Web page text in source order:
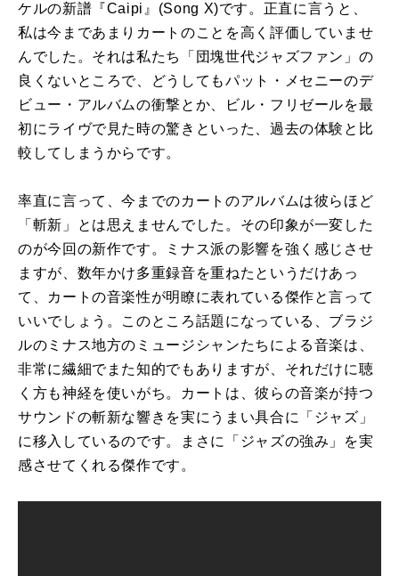
ケルの新譜『Caipi』(Song X)です。正直に言うと、
私は今まであまりカートのことを高く評価していませ
んでした。それは私たち「団塊世代ジャズファン」の
良くないところで、どうしてもパット・メセニーのデ
ビュー・アルバムの衝撃とか、ビル・フリゼールを最
初にライヴで見た時の驚きといった、過去の体験と比
較してしまうからです。
率直に言って、今までのカートのアルバムは彼らほど
「斬新」とは思えませんでした。その印象が一変した
のが今回の新作です。ミナス派の影響を強く感じさせ
ますが、数年かけ多重録音を重ねたというだけあっ
て、カートの音楽性が明瞭に表れている傑作と言って
いいでしょう。このところ話題になっている、ブラジ
ルのミナス地方のミュージシャンたちによる音楽は、
非常に繊細でまた知的でもありますが、それだけに聴
く方も神経を使いがち。カートは、彼らの音楽が持つ
サウンドの斬新な響きを実にうまい具合に「ジャズ」
に移入しているのです。まさに「ジャズの強み」を実
感させてくれる傑作です。